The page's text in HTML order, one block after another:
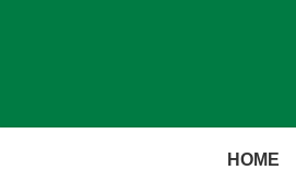
HOME